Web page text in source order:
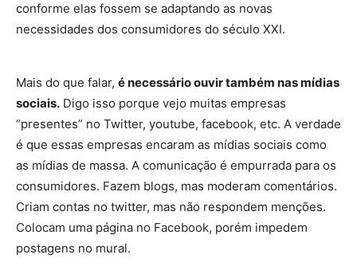
conforme elas fossem se adaptando as novas
necessidades dos consumidores do século XXI.
Mais do que falar, é necessário ouvir também nas mídias
sociais. Digo isso porque vejo muitas empresas
“presentes” no Twitter, youtube, facebook, etc. A verdade
é que essas empresas encaram as mídias sociais como
as mídias de massa. A comunicação é empurrada para os
consumidores. Fazem blogs, mas moderam comentários.
Criam contas no twitter, mas não respondem menções.
Colocam uma página no Facebook, porém impedem
postagens no mural.